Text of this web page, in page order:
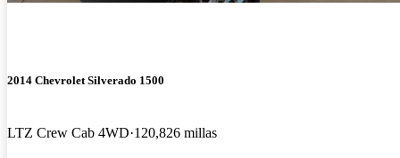
2014 Chevrolet Silverado 1500
LTZ Crew Cab 4WD 120,826 millas